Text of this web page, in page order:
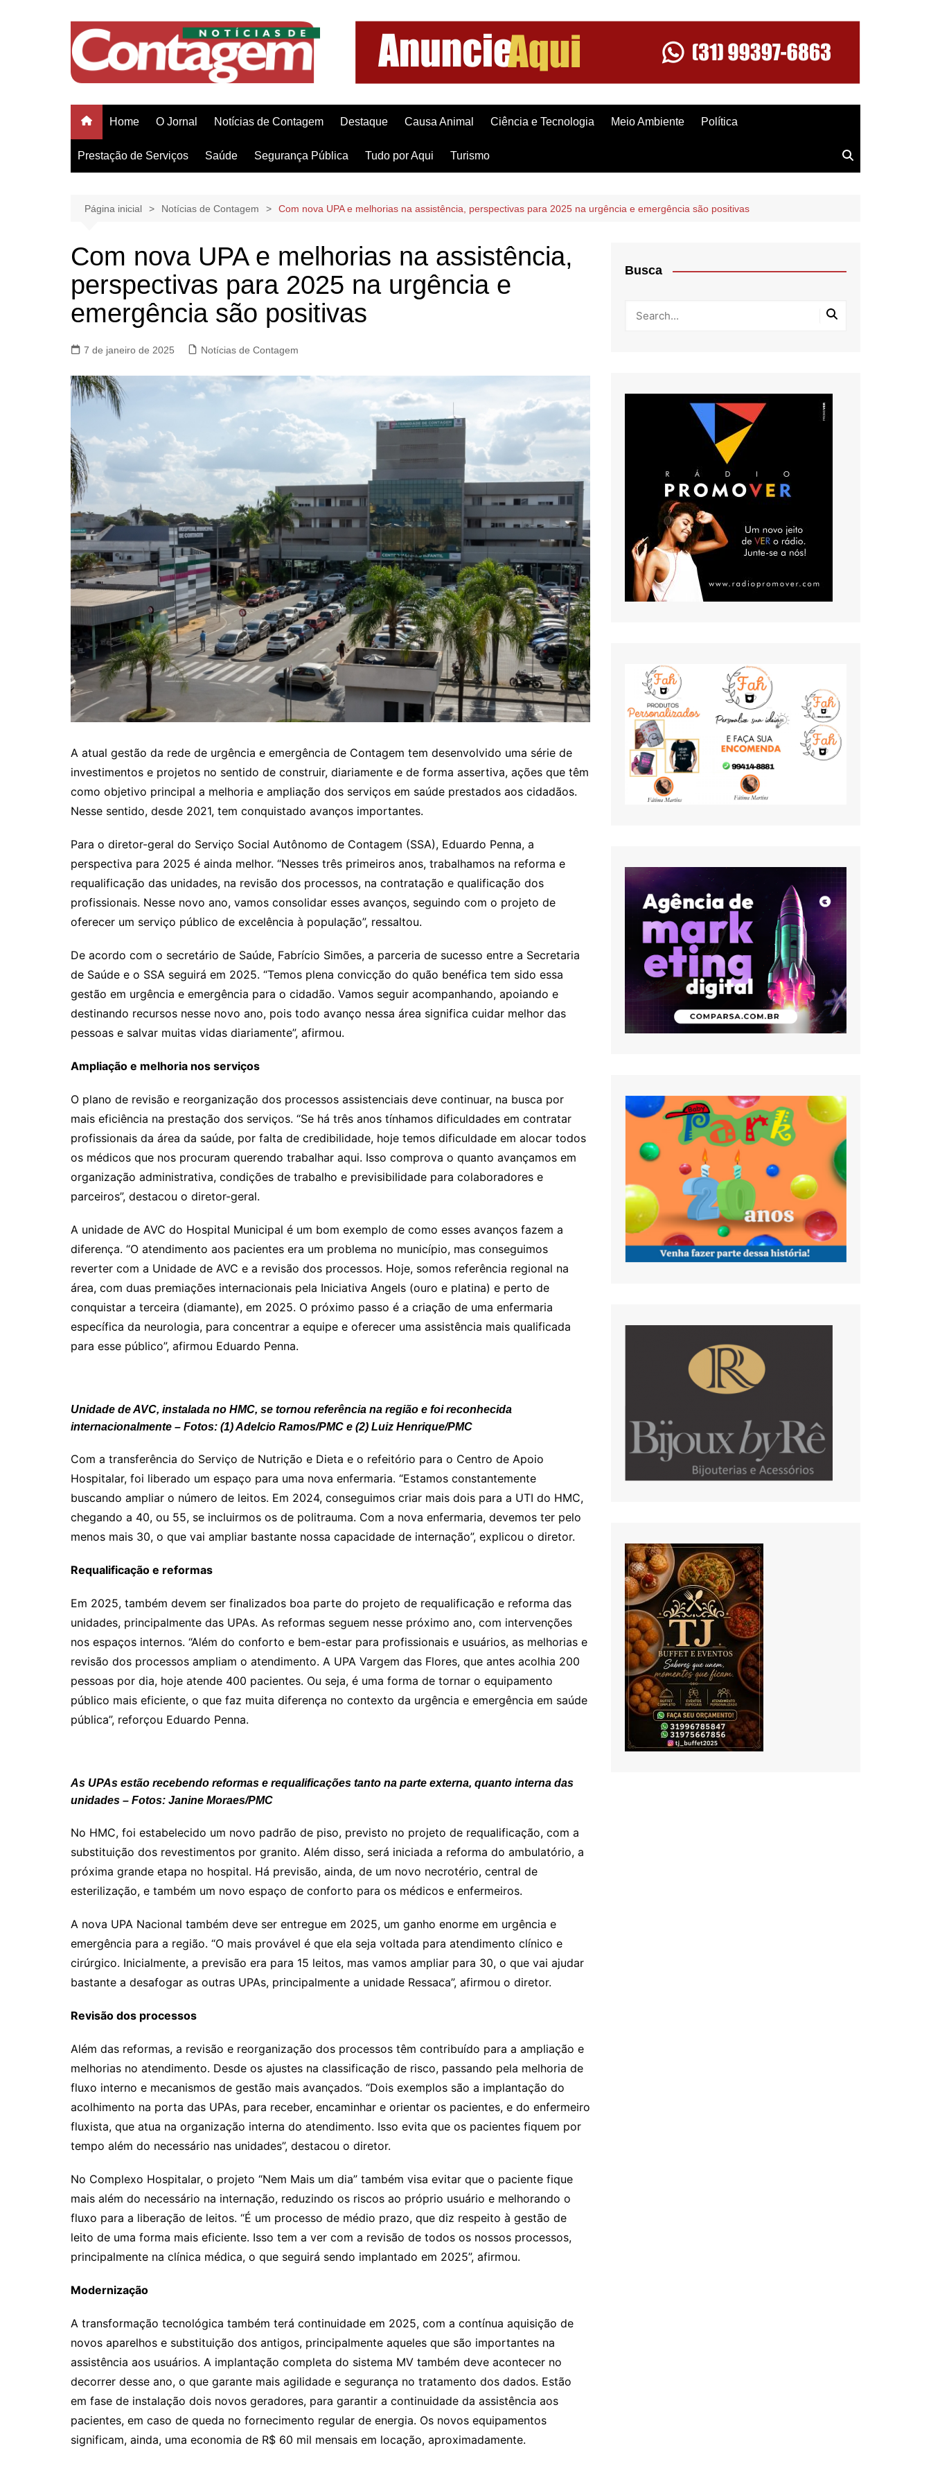
Home O Jornal Notícias de Contagem Destaque Causa Animal Ciência e Tecnologia Meio Ambiente Política
Prestação de Serviços Saúde Segurança Pública Tudo por Aqui Turismo
Página inicial Notícias de Contagem Com nova UPA e melhorias na assistência, perspectivas para 2025 na urgência e emergência são positivas
Com nova UPA e melhorias na assistência,
perspectivas para 2025 na urgência e
emergência são positivas
7 de janeiro de 2025 Notícias de Contagem
A atual gestão da rede de urgência e emergência de Contagem tem desenvolvido uma série de
investimentos e projetos no sentido de construir, diariamente e de forma assertiva, ações que têm
como objetivo principal a melhoria e ampliação dos serviços em saúde prestados aos cidadãos.
Nesse sentido, desde 2021, tem conquistado avanços importantes.
Para o diretor-geral do Serviço Social Autônomo de Contagem (SSA), Eduardo Penna, a
perspectiva para 2025 é ainda melhor. “Nesses três primeiros anos, trabalhamos na reforma e
requalificação das unidades, na revisão dos processos, na contratação e qualificação dos
profissionais. Nesse novo ano, vamos consolidar esses avanços, seguindo com o projeto de
oferecer um serviço público de excelência à população”, ressaltou.
De acordo com o secretário de Saúde, Fabrício Simões, a parceria de sucesso entre a Secretaria
de Saúde e o SSA seguirá em 2025. “Temos plena convicção do quão benéfica tem sido essa
gestão em urgência e emergência para o cidadão. Vamos seguir acompanhando, apoiando e
destinando recursos nesse novo ano, pois todo avanço nessa área significa cuidar melhor das
pessoas e salvar muitas vidas diariamente”, afirmou.
Ampliação e melhoria nos serviços
O plano de revisão e reorganização dos processos assistenciais deve continuar, na busca por
mais eficiência na prestação dos serviços. “Se há três anos tínhamos dificuldades em contratar
profissionais da área da saúde, por falta de credibilidade, hoje temos dificuldade em alocar todos
os médicos que nos procuram querendo trabalhar aqui. Isso comprova o quanto avançamos em
organização administrativa, condições de trabalho e previsibilidade para colaboradores e
parceiros”, destacou o diretor-geral.
A unidade de AVC do Hospital Municipal é um bom exemplo de como esses avanços fazem a
diferença. “O atendimento aos pacientes era um problema no município, mas conseguimos
reverter com a Unidade de AVC e a revisão dos processos. Hoje, somos referência regional na
área, com duas premiações internacionais pela Iniciativa Angels (ouro e platina) e perto de
conquistar a terceira (diamante), em 2025. O próximo passo é a criação de uma enfermaria
específica da neurologia, para concentrar a equipe e oferecer uma assistência mais qualificada
para esse público”, afirmou Eduardo Penna.
Unidade de AVC, instalada no HMC, se tornou referência na região e foi reconhecida
internacionalmente – Fotos: (1) Adelcio Ramos/PMC e (2) Luiz Henrique/PMC
Com a transferência do Serviço de Nutrição e Dieta e o refeitório para o Centro de Apoio
Hospitalar, foi liberado um espaço para uma nova enfermaria. “Estamos constantemente
buscando ampliar o número de leitos. Em 2024, conseguimos criar mais dois para a UTI do HMC,
chegando a 40, ou 55, se incluirmos os de politrauma. Com a nova enfermaria, devemos ter pelo
menos mais 30, o que vai ampliar bastante nossa capacidade de internação”, explicou o diretor.
Requalificação e reformas
Em 2025, também devem ser finalizados boa parte do projeto de requalificação e reforma das
unidades, principalmente das UPAs. As reformas seguem nesse próximo ano, com intervenções
nos espaços internos. “Além do conforto e bem-estar para profissionais e usuários, as melhorias e
revisão dos processos ampliam o atendimento. A UPA Vargem das Flores, que antes acolhia 200
pessoas por dia, hoje atende 400 pacientes. Ou seja, é uma forma de tornar o equipamento
público mais eficiente, o que faz muita diferença no contexto da urgência e emergência em saúde
pública”, reforçou Eduardo Penna.
As UPAs estão recebendo reformas e requalificações tanto na parte externa, quanto interna das
unidades – Fotos: Janine Moraes/PMC
No HMC, foi estabelecido um novo padrão de piso, previsto no projeto de requalificação, com a
substituição dos revestimentos por granito. Além disso, será iniciada a reforma do ambulatório, a
próxima grande etapa no hospital. Há previsão, ainda, de um novo necrotério, central de
esterilização, e também um novo espaço de conforto para os médicos e enfermeiros.
A nova UPA Nacional também deve ser entregue em 2025, um ganho enorme em urgência e
emergência para a região. “O mais provável é que ela seja voltada para atendimento clínico e
cirúrgico. Inicialmente, a previsão era para 15 leitos, mas vamos ampliar para 30, o que vai ajudar
bastante a desafogar as outras UPAs, principalmente a unidade Ressaca”, afirmou o diretor.
Revisão dos processos
Além das reformas, a revisão e reorganização dos processos têm contribuído para a ampliação e
melhorias no atendimento. Desde os ajustes na classificação de risco, passando pela melhoria de
fluxo interno e mecanismos de gestão mais avançados. “Dois exemplos são a implantação do
acolhimento na porta das UPAs, para receber, encaminhar e orientar os pacientes, e do enfermeiro
fluxista, que atua na organização interna do atendimento. Isso evita que os pacientes fiquem por
tempo além do necessário nas unidades”, destacou o diretor.
No Complexo Hospitalar, o projeto “Nem Mais um dia” também visa evitar que o paciente fique
mais além do necessário na internação, reduzindo os riscos ao próprio usuário e melhorando o
fluxo para a liberação de leitos. “É um processo de médio prazo, que diz respeito à gestão de
leito de uma forma mais eficiente. Isso tem a ver com a revisão de todos os nossos processos,
principalmente na clínica médica, o que seguirá sendo implantado em 2025”, afirmou.
Modernização
A transformação tecnológica também terá continuidade em 2025, com a contínua aquisição de
novos aparelhos e substituição dos antigos, principalmente aqueles que são importantes na
assistência aos usuários. A implantação completa do sistema MV também deve acontecer no
decorrer desse ano, o que garante mais agilidade e segurança no tratamento dos dados. Estão
em fase de instalação dois novos geradores, para garantir a continuidade da assistência aos
pacientes, em caso de queda no fornecimento regular de energia. Os novos equipamentos
significam, ainda, uma economia de R$ 60 mil mensais em locação, aproximadamente.
Busca